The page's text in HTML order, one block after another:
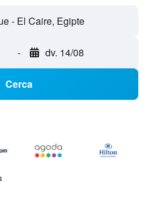
- El Caire, Egipte
- dv. 14/08
Cerca